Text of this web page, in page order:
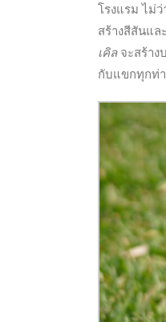
โรงแรม ไม่
สร้างสีสันแล
เคิลจะสร้าง
กับแขกทุกท่